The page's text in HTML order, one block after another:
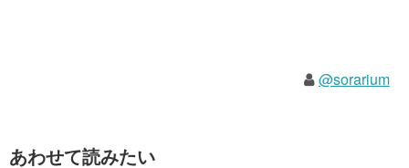
@sorarium
あわせて読みたい